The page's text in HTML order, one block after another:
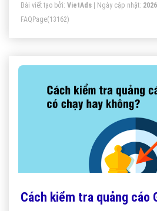
Bài viết tạo bởi: VietAds | Ngày cập nhật:
FAQPage(13162)
Cách kiểm tra quảng cáo